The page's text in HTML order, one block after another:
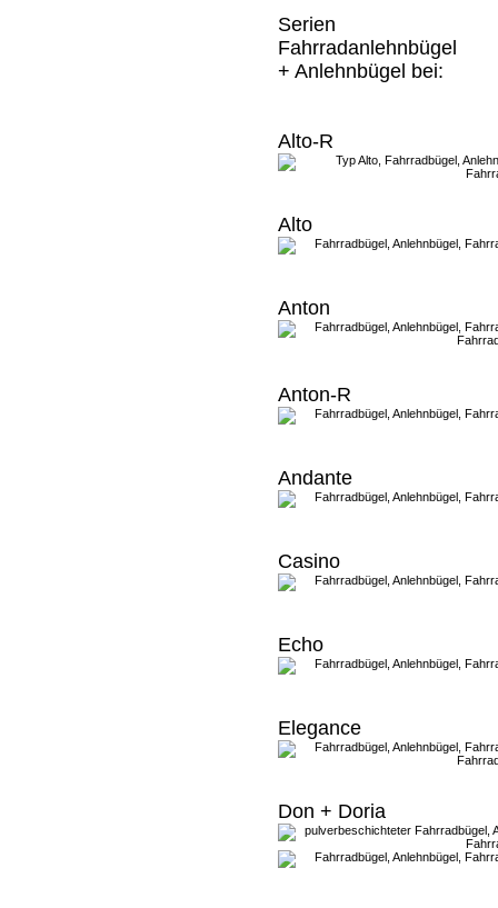
Serien
Fahrradanlehnbügel
+ Anlehnbügel bei:
Alto-R
Alto
Anton
Anton-R
Andante
Casino
Echo
Elegance
Don + Doria